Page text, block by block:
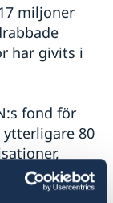
miljoner
har givits i
fond för
80
Sweden.
logi,